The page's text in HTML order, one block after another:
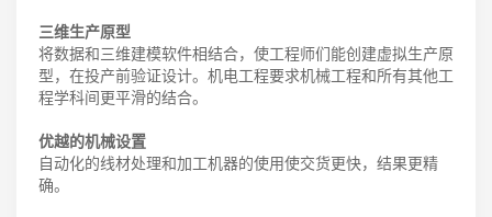
三维生产原型
将数据和三维建模软件相结合，使工程师们能创建虚拟生产原
型，在投产前验证设计。机电工程要求机械工程和所有其他工
程学科间更平滑的结合。
优越的机械设置
自动化的线材处理和加工机器的使用使交货更快，结果更精
确。